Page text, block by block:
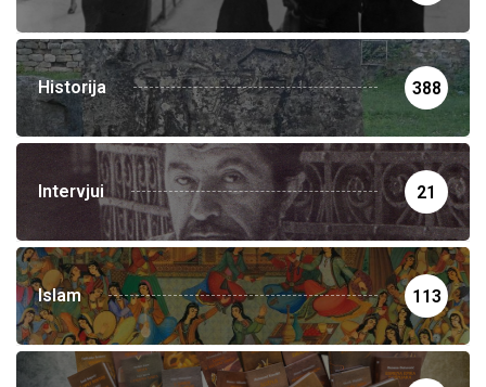
Historija 388
Intervjui 21
Islam 113